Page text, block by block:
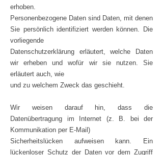
erhoben.
Personenbezogene Daten sind Daten, mit denen
Sie persönlich identifiziert werden können. Die
vorliegende
Datenschutzerklärung erläutert, welche Daten
wir erheben und wofür wir sie nutzen. Sie
erläutert auch, wie
und zu welchem Zweck das geschieht.
Wir weisen darauf hin, dass die
Datenübertragung im Internet (z. B. bei der
Kommunikation per E-Mail)
Sicherheitslücken aufweisen kann. Ein
lückenloser Schutz der Daten vor dem Zugriff